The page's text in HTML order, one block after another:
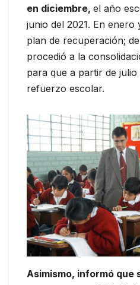
en diciembre, el año
junio del 2021. En
plan de recuperación;
procedió a la
para que a partir de
refuerzo escolar.
Asimismo, informó que